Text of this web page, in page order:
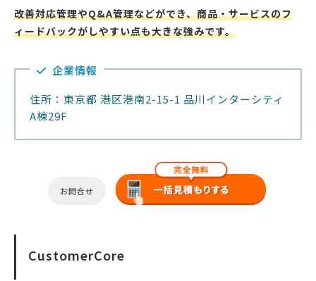
改善対応管理やQ&A管理などができ、商品・サービスのフ
ィードバックがしやすい点も大きな強みです。
企業情報
住所：東京都 港区港南2-15-1 品川インターシティ
A棟29F
お問合せ
CustomerCore